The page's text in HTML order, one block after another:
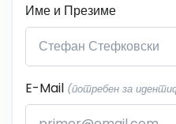
Име и Презиме
E-Mail (потребен за